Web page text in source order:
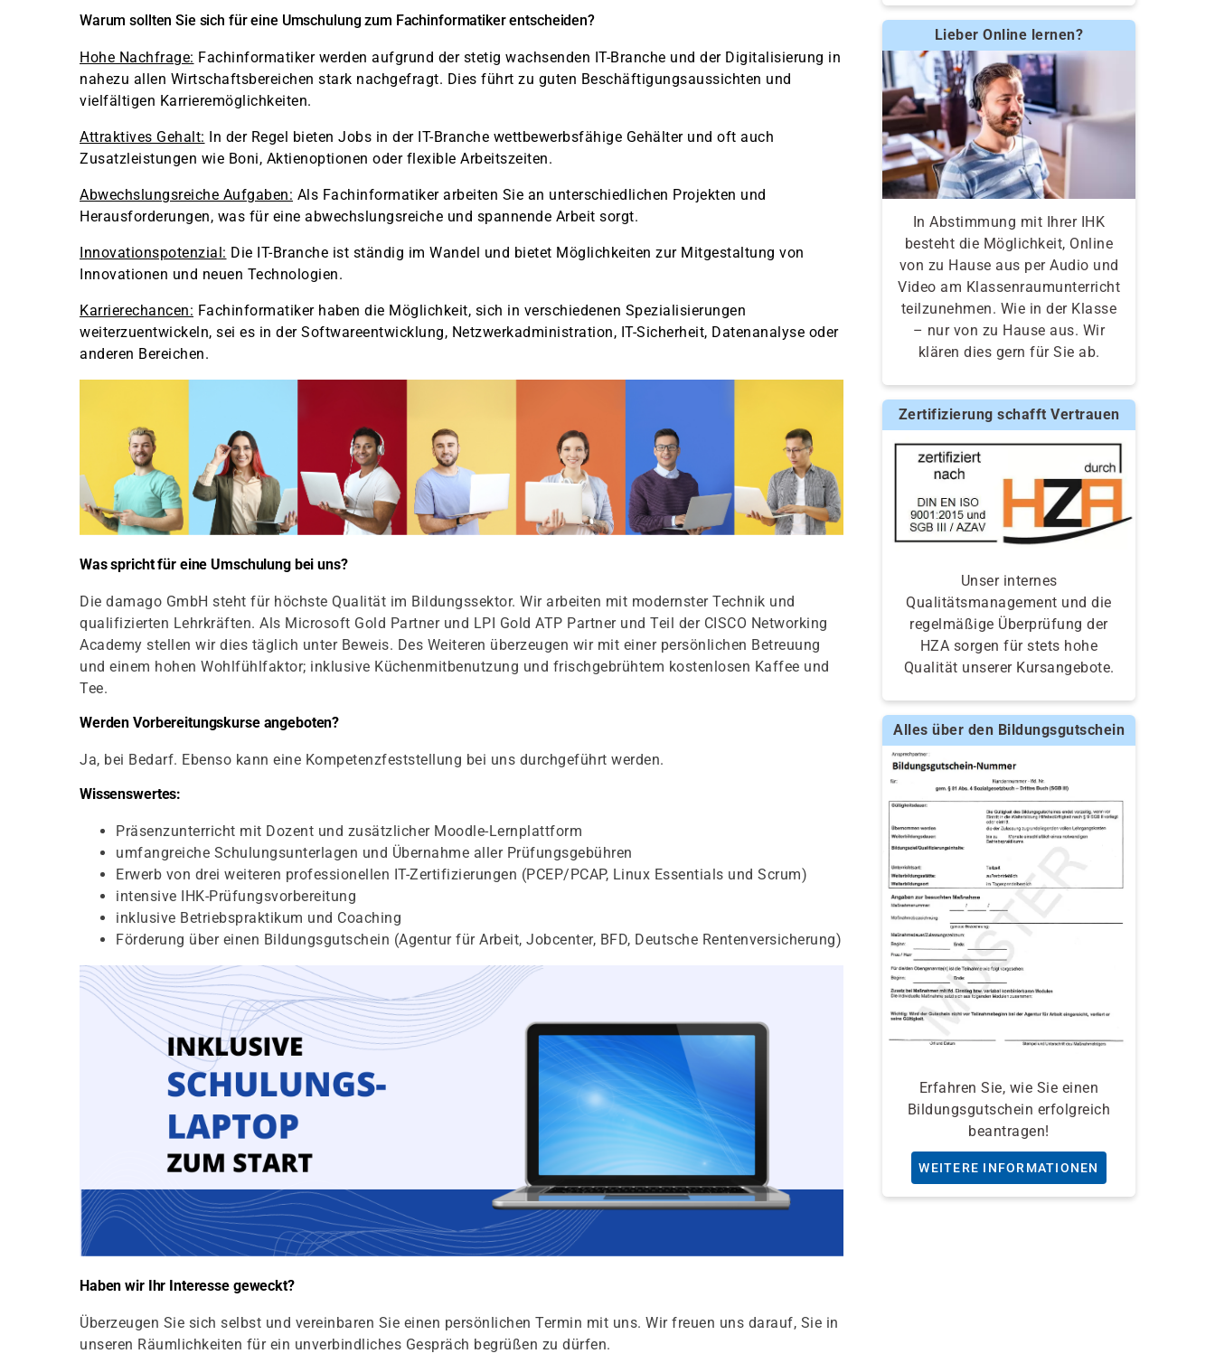
Warum sollten Sie sich für eine Umschulung zum Fachinformatiker entscheiden?
Hohe Nachfrage: Fachinformatiker werden aufgrund der stetig wachsenden IT-Branche und der Digitalisierung in
nahezu allen Wirtschaftsbereichen stark nachgefragt. Dies führt zu guten Beschäftigungsaussichten und
vielfältigen Karrieremöglichkeiten.
Attraktives Gehalt: In der Regel bieten Jobs in der IT-Branche wettbewerbsfähige Gehälter und oft auch
Zusatzleistungen wie Boni, Aktienoptionen oder flexible Arbeitszeiten.
Abwechslungsreiche Aufgaben: Als Fachinformatiker arbeiten Sie an unterschiedlichen Projekten und
Herausforderungen, was für eine abwechslungsreiche und spannende Arbeit sorgt.
Innovationspotenzial: Die IT-Branche ist ständig im Wandel und bietet Möglichkeiten zur Mitgestaltung von
Innovationen und neuen Technologien.
Karrierechancen: Fachinformatiker haben die Möglichkeit, sich in verschiedenen Spezialisierungen
weiterzuentwickeln, sei es in der Softwareentwicklung, Netzwerkadministration, IT-Sicherheit, Datenanalyse oder
anderen Bereichen.
Was spricht für eine Umschulung bei uns?
Die damago GmbH steht für höchste Qualität im Bildungssektor. Wir arbeiten mit modernster Technik und
qualifizierten Lehrkräften. Als Microsoft Gold Partner und LPI Gold ATP Partner und Teil der CISCO Networking
Academy stellen wir dies täglich unter Beweis. Des Weiteren überzeugen wir mit einer persönlichen Betreuung
und einem hohen Wohlfühlfaktor; inklusive Küchenmitbenutzung und frischgebrühtem kostenlosen Kaffee und
Tee.
Werden Vorbereitungskurse angeboten?
Ja, bei Bedarf. Ebenso kann eine Kompetenzfeststellung bei uns durchgeführt werden.
Wissenswertes:
Präsenzunterricht mit Dozent und zusätzlicher Moodle-Lernplattform
umfangreiche Schulungsunterlagen und Übernahme aller Prüfungsgebühren
Erwerb von drei weiteren professionellen IT-Zertifizierungen (PCEP/PCAP, Linux Essentials und Scrum)
intensive IHK-Prüfungsvorbereitung
inklusive Betriebspraktikum und Coaching
Förderung über einen Bildungsgutschein (Agentur für Arbeit, Jobcenter, BFD, Deutsche Rentenversicherung)
Haben wir Ihr Interesse geweckt?
Überzeugen Sie sich selbst und vereinbaren Sie einen persönlichen Termin mit uns. Wir freuen uns darauf, Sie in
unseren Räumlichkeiten für ein unverbindliches Gespräch begrüßen zu dürfen.
Lieber Online lernen?
In Abstimmung mit Ihrer IHK
besteht die Möglichkeit, Online
von zu Hause aus per Audio und
Video am Klassenraumunterricht
teilzunehmen. Wie in der Klasse
– nur von zu Hause aus. Wir
klären dies gern für Sie ab.
Zertifizierung schafft Vertrauen
Unser internes
Qualitätsmanagement und die
regelmäßige Überprüfung der
HZA sorgen für stets hohe
Qualität unserer Kursangebote.
Alles über den Bildungsgutschein
Erfahren Sie, wie Sie einen
Bildungsgutschein erfolgreich
beantragen!
WEITERE INFORMATIONEN